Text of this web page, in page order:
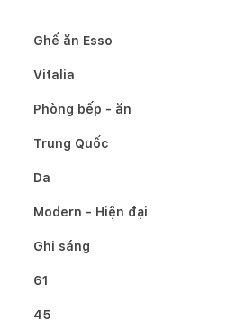
Ghế ăn Esso
Vitalia
Phòng bếp - ăn
Trung Quốc
Da
Modern - Hiện đại
Ghi sáng
61
45